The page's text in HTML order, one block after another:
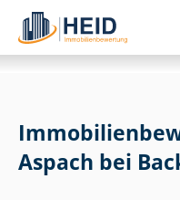
Aspach bei